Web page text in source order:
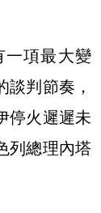
一項最大變
判節奏，
停火遲遲未
列總理內塔